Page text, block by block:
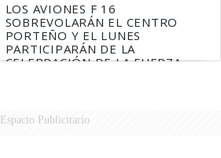
LOS AVIONES F 16
SOBREVOLARÁN EL CENTRO
PORTEÑO Y EL LUNES
PARTICIPARÁN DE LA
CELEBRACIÓN DE LA FUERZA
Espacio Publicitario